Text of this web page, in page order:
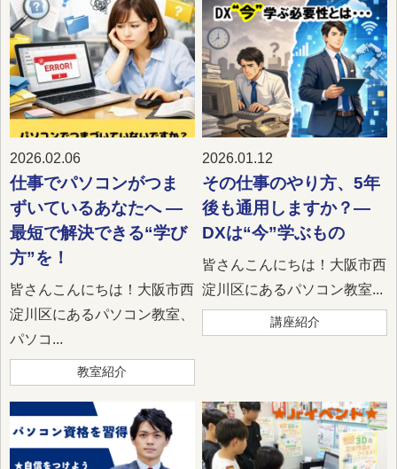
2026.02.06
仕事でパソコンがつま
ずいているあなたへ —
最短で解決できる“学び
方”を！
皆さんこんにちは！大阪市西
淀川区にあるパソコン教室、
パソコ...
教室紹介
2026.01.12
その仕事のやり方、5年
後も通用しますか？―
DXは“今”学ぶもの
皆さんこんにちは！大阪市西
淀川区にあるパソコン教室...
講座紹介